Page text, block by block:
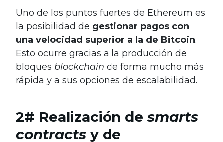
Uno de los puntos fuertes de Ethereum es
la posibilidad de gestionar pagos con
una velocidad superior a la de Bitcoin.
Esto ocurre gracias a la producción de
bloques blockchain de forma mucho más
rápida y a sus opciones de escalabilidad.
2# Realización desmarts
contracts y de